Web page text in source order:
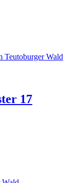
17